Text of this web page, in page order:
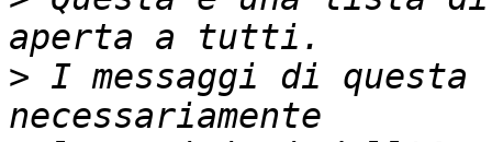
> I messaggi di